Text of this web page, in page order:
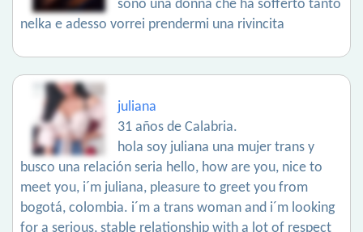
sono una donna che ha sofferto tanto
nelka e adesso vorrei prendermi una rivincita
juliana
31 años de Calabria.
hola soy juliana una mujer trans y
busco una relación seria hello, how are you, nice to
meet you, i´m juliana, pleasure to greet you from
bogotá, colombia. i´m a trans woman and i´m looking
for a serious, stable relationship with a lot of respect